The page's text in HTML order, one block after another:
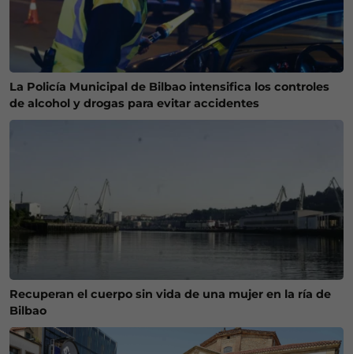
La Policía Municipal de Bilbao intensifica los controles
de alcohol y drogas para evitar accidentes
Recuperan el cuerpo sin vida de una mujer en la ría de
Bilbao